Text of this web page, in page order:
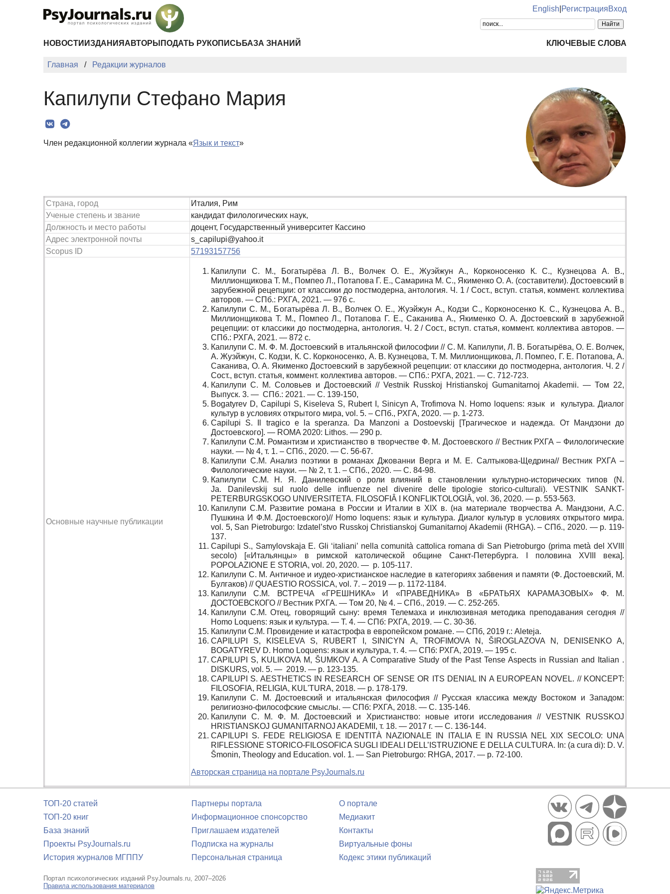
English РегистрацияВход
НОВОСТИ ИЗДАНИЯ АВТОРЫ ПОДАТЬ РУКОПИСЬ БАЗА ЗНАНИЙ КЛЮЧЕВЫЕ СЛОВА
Главная Редакции журналов
Капилупи Стефано Мария
Член редакционной коллегии журнала «Язык и текст»
Страна, город
Италия, Рим
Ученые степень и звание
кандидат филологических наук,
Должность и место работы
доцент, Государственный университет Кассино
Адрес электронной почты
s_capilupi@yahoo.it
Scopus ID
57193157756
Основные научные публикации
Капилупи С. М., Богатырёва Л. В., Волчек О. Е., Жуэйжун А., Корконосенко К. С., Кузнецова А. В.,
Миллионщикова Т. М., Помпео Л., Потапова Г. Е., Самарина М. С., Якименко О. А. (составители). Достоевский в
зарубежной рецепции: от классики до постмодерна, антология. Ч. 1 / Сост., вступ. статья, коммент. коллектива
авторов. — СПб.: РХГА, 2021. — 976 с.
Капилупи С. М., Богатырёва Л. В., Волчек О. Е., Жуэйжун А., Кодзи С., Корконосенко К. С., Кузнецова А. В.,
Миллионщикова Т. М., Помпео Л., Потапова Г. Е., Саканива А., Якименко О. А. Достоевский в зарубежной
рецепции: от классики до постмодерна, антология. Ч. 2 / Сост., вступ. статья, коммент. коллектива авторов. —
СПб.: РХГА, 2021. — 872 с.
Капилупи С. М. Ф. М. Достоевский в итальянской философии // С. М. Капилупи, Л. В. Богатырёва, О. Е. Волчек,
А. Жуэйжун, С. Кодзи, К. С. Корконосенко, А. В. Кузнецова, Т. М. Миллионщикова, Л. Помпео, Г. Е. Потапова, А.
Саканива, О. А. Якименко Достоевский в зарубежной рецепции: от классики до постмодерна, антология. Ч. 2 /
Сост., вступ. статья, коммент. коллектива авторов. — СПб.: РХГА, 2021. — C. 712-723.
Капилупи С. М. Соловьев и Достоевский // Vestnik Russkoj Hristianskoj Gumanitarnoj Akademii. — Том 22,
Выпуск. 3. — СПб.: 2021. — С. 139-150,
Bogatyrev D, Capilupi S, Kiseleva S, Rubert I, Sinicyn A, Trofimova N. Homo loquens: язык и культура.Диалог
культур в условиях открытого мира, vol. 5. – СПб., РХГА, 2020. — p. 1-273.
Capilupi S. Il tragico e la speranza. Da Manzoni a Dostoevskij [Трагическое и надежда. От Мандзони до
Достоевского]. — ROMA 2020: Lithos. — 290 p.
Капилупи С.М. Романтизм и христианство в творчестве Ф. М. Достоевского // Вестник РХГА – Филологические
науки. — № 4, т. 1. – СПб., 2020. — С. 56-67.
Капилупи С.М. Анализ поэтики в романах Джованни Верга и М. Е. Салтыкова-Щедрина// Вестник РХГА –
Филологические науки. — № 2, т. 1. – СПб., 2020. — С. 84-98.
Капилупи С.М. Н. Я. Данилевский о роли влияний в становлении культурно-исторических типов (N.
Ja.
Danilevskij sul ruolo delle influenze nel divenire delle tipologie storico-culturali). VESTNIK SANKT-
PETERBURGSKOGO UNIVERSITETA. FILOSOFIÂ I KONFLIKTOLOGIÂ, vol. 36, 2020. — p. 553-563.
Капилупи С.М. Развитие романа в России и Италии в XIX в. (на материале творчества А. Мандзони, А.С.
Пушкина И Ф.М. Достоевского)// Homo loquens: язык и культура. Диалог культур в условиях открытого мира.
vol. 5, San Pietroburgo: Izdatelʼstvo Russkoj Christianskoj Gumanitarnoj Akademii (RHGA). –СПб., 2020. — p. 119-
137.
Capilupi S., Samylovskaja E. Gli ‘italiani’ nella comunità cattolica romana di San Pietroburgo (prima metà del XVIII
secolo) [«Итальянцы» в римской католической общине Санкт-Петербурга. I половина XVIII века].
POPOLAZIONE E STORIA, vol. 20, 2020. — p. 105-117.
Капилупи С. М. Античное и иудео-христианское наследие в категориях забвения и памяти (Ф.Достоевский, М.
Булгаков) // QUAESTIO ROSSICA, vol. 7. – 2019 — p. 1172-1184.
Капилупи С.М. ВСТРЕЧА «ГРЕШНИКА» И «ПРАВЕДНИКА» В «БРАТЬЯХ КАРАМАЗОВЫХ» Ф. М.
ДОСТОЕВСКОГО // Вестник РХГА. — Том 20, № 4. – СПб., 2019. — С. 252-265.
Капилупи С.М. Отец, говорящий сыну: время Телемаха и инклюзивная методика преподавания сегодня //
Homo Loquens: язык и культура. — Т. 4. — СПб: РХГА, 2019. — С. 30-36.
Капилупи С.М. Провидение и катастрофа в европейском романе. — СПб, 2019 г.: Aleteja.
CAPILUPI S, KISELEVA S, RUBERT I, SINICYN A, TROFIMOVA N, ŠIROGLAZOVA N, DENISENKO A,
BOGATYREV D. Homo Loquens: язык и культура, т. 4. — СПб: РХГА, 2019. — 195 с.
CAPILUPI S, KULIKOVA M, ŠUMKOV A. A Comparative Study of the Past Tense Aspects in Russian and Italian .
DISKURS, vol. 5. — 2019. — p. 123-135.
CAPILUPI S. AESTHETICS IN RESEARCH OF SENSE OR ITS DENIAL IN A EUROPEAN NOVEL. // KONCEPT:
FILOSOFIA, RELIGIA, KULʹTURA, 2018. — p. 178-179.
Капилупи С. М. Достоевский и итальянская философия // Русская классика между Востоком и Западом:
религиозно-философские смыслы. — СПб: РХГА, 2018. — С. 135-146.
Капилупи С. М. Ф. М. Достоевский и Христианство: новые итоги исследования // VESTNIK RUSSKOJ
HRISTIANSKOJ GUMANITARNOJ AKADEMII, т. 18. — 2017 г. — С. 136-144.
CAPILUPI S. FEDE RELIGIOSA E IDENTITÀ NAZIONALE IN ITALIA E IN RUSSIA NEL XIX SECOLO: UNA
RIFLESSIONE STORICO-FILOSOFICA SUGLI IDEALI DELL’ISTRUZIONE E DELLA CULTURA. In: (a cura di): D. V.
Šmonin, Theology and Education. vol. 1. — San Pietroburgo: RHGA, 2017. — p. 72-100.
Авторская страница на портале PsyJournals.ru
ТОП-20 статей
ТОП-20 книг
База знаний
Проекты PsyJournals.ru
История журналов МГППУ
Партнеры портала
Информационное спонсорство
Приглашаем издателей
Подписка на журналы
Персональная страница
О портале
Медиакит
Контакты
Виртуальные фоны
Кодекс этики публикаций
Портал психологических изданий PsyJournals.ru, 2007–2026
Правила использования материалов